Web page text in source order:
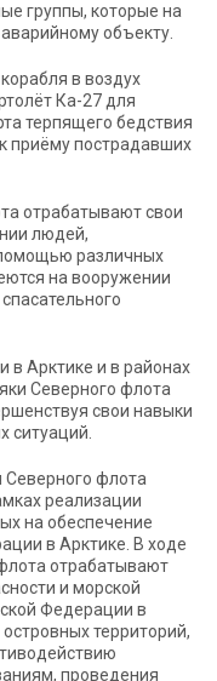
группы, которые на
объекту.
в воздух
Ка-27 для
терпящего бедствия
приёму пострадавших
отрабатывают свои
людей,
различных
на вооружении
в Арктике и в районах
Северного флота
свои навыки
ситуаций.
Северного флота
реализации
на обеспечение
в Арктике. В ходе
отрабатывают
и морской
Федерации в
территорий,
проведения